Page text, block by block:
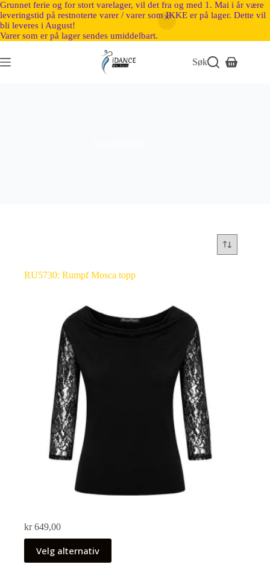
Grunnet ferie og for stort varelager, vil det fra og med 1. Mai i år være
leveringstid på restnoterte varer / varer som IKKE er på lager. Dette vil
bli leveres i August!
Varer som er på lager sendes umiddelbart.
Søk
RU5730: Rumpf Mosca topp
kr649,00
Velg alternativ